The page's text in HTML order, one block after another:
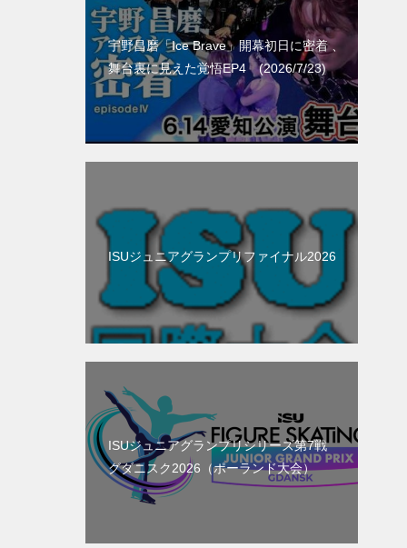
宇野昌磨「Ice Brave」開幕初日に密着 、
舞台裏に見えた覚悟EP4 (2026/7/23)
ISUジュニアグランプリファイナル2026
ISUジュニアグランプリシリーズ第7戦
グダニスク2026（ポーランド大会）